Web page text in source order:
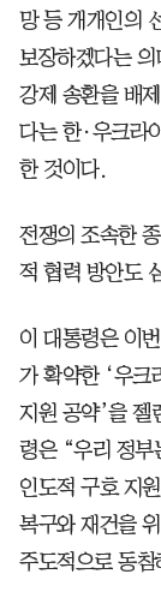
망 등 개개인의
보장하겠다는
강제 송환을 배
다는 한·우크라
한 것이다.
전쟁의 조속한
적 협력 방안도
이 대통령은 이
가 확약한 ‘우크
지원 공약’을 젤
령은 “우리 정부
인도적 구호 지
복구와 재건을
주도적으로 동